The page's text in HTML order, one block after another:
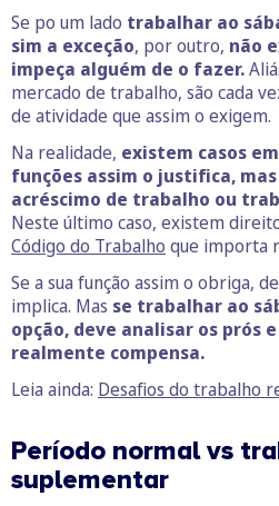
Se po um lado trabalhar ao
sim a exceção, por outro, não
impeça alguém de o fazer.
mercado de trabalho, são cada
de atividade que assim o exigem.
Na realidade, existem casos
funções assim o justifica,
acréscimo de trabalho ou
Neste último caso, existem
Código do Trabalho que importa
Se a sua função assim o obriga,
implica. Mas se trabalhar ao
opção, deve analisar os prós
realmente compensa.
Leia ainda: Desafios do trabalho
Período normal vs
suplementar